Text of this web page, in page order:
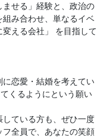
せる」経験と、政治の
み合わせ、単なるイベ
える会社」 を目指して
に恋愛・結婚を考えてい
くるようにという願い
ている方も、ぜひ一度
フ全員で、あなたの笑顔